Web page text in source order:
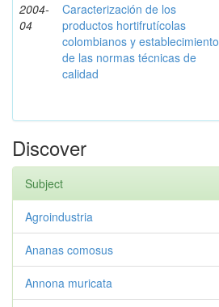
2004-
04
Caracterización de los
productos hortifrutícolas
colombianos y establecimiento
de las normas técnicas de
calidad
Discover
Subject
Agroindustria
Ananas comosus
Annona muricata